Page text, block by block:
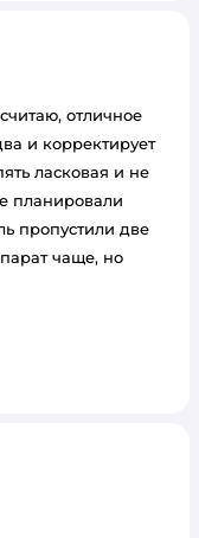
отличное
и корректирует
ласковая и не
планировали
пропустили две
чаще, но